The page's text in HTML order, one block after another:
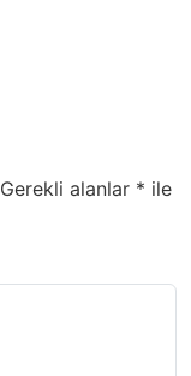
Gerekli alanlar * ile